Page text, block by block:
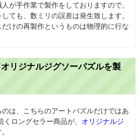
が手作業で製作をしておりますので、
ても、数ミリの誤差は発生致します。
けの再製作というものは物理的に行な
リジナルジグソーパズルを製
は、こちらのアートパズルだけではあ
ロングセラー商品が、 オリジナルジ